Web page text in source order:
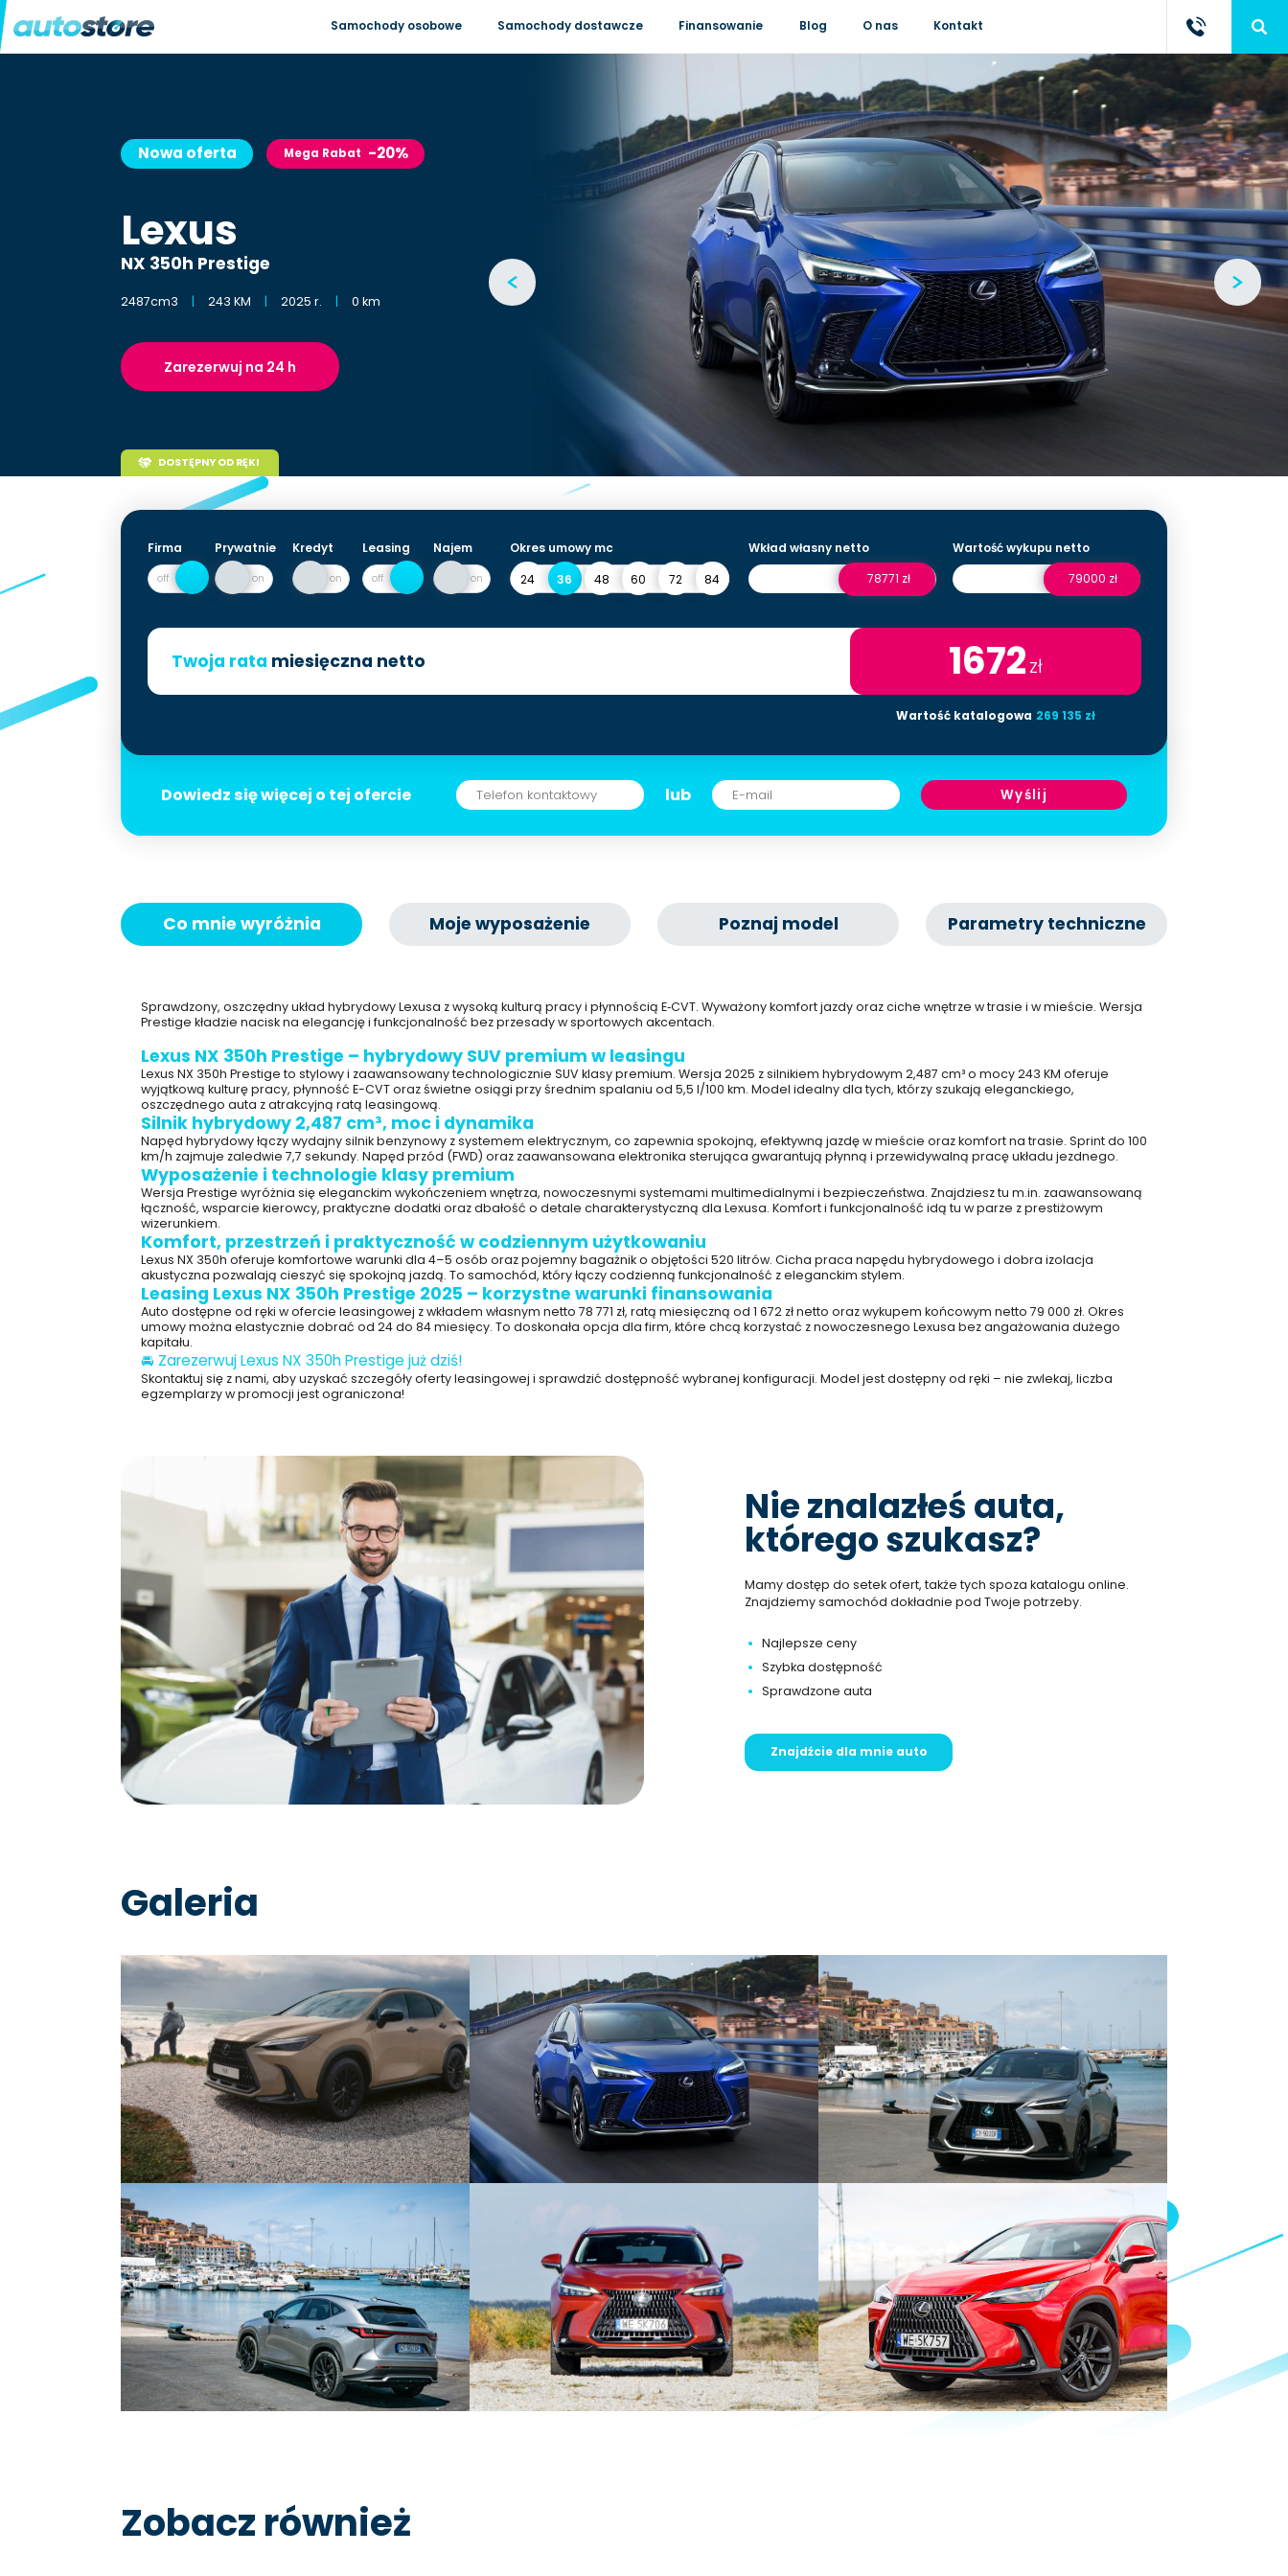
Samochody osobowe Samochody dostawcze Finansowanie Blog O nas Kontakt
Nowa oferta Mega Rabat -20%
Lexus
NX 350h Prestige
2487cm3 243 KM 2025 r. 0 km
Zarezerwuj na 24 h
DOSTĘPNY OD RĘKI
Firma Prywatnie Kredyt Leasing Najem Okres umowy mc
24 36 48 60 72 84
Wkład własny netto
78771 zł
Wartość wykupu netto
79000 zł
Twoja rata miesięczna netto 1672zł
Wartość katalogowa 269 135 zł
Dowiedz się więcej o tej ofercie lub
Co mnie wyróżnia Moje wyposażenie Poznaj model Parametry techniczne
Sprawdzony, oszczędny układ hybrydowy Lexusa z wysoką kulturą pracy i płynnością E‑CVT. Wyważony komfort jazdy oraz ciche wnętrze w trasie i w mieście. Wersja
Prestige kładzie nacisk na elegancję i funkcjonalność bez przesady w sportowych akcentach.
Lexus NX 350h Prestige – hybrydowy SUV premium w leasingu
Lexus NX 350h Prestige to stylowy i zaawansowany technologicznie SUV klasy premium. Wersja 2025 z silnikiem hybrydowym 2,487 cm³ o mocy 243 KM oferuje
wyjątkową kulturę pracy, płynność E-CVT oraz świetne osiągi przy średnim spalaniu od 5,5 l/100 km. Model idealny dla tych, którzy szukają eleganckiego,
oszczędnego auta z atrakcyjną ratą leasingową.
Silnik hybrydowy 2,487 cm³, moc i dynamika
Napęd hybrydowy łączy wydajny silnik benzynowy z systemem elektrycznym, co zapewnia spokojną, efektywną jazdę w mieście oraz komfort na trasie. Sprint do 100
km/h zajmuje zaledwie 7,7 sekundy. Napęd przód (FWD) oraz zaawansowana elektronika sterująca gwarantują płynną i przewidywalną pracę układu jezdnego.
Wyposażenie i technologie klasy premium
Wersja Prestige wyróżnia się eleganckim wykończeniem wnętrza, nowoczesnymi systemami multimedialnymi i bezpieczeństwa. Znajdziesz tu m.in. zaawansowaną
łączność, wsparcie kierowcy, praktyczne dodatki oraz dbałość o detale charakterystyczną dla Lexusa. Komfort i funkcjonalność idą tu w parze z prestiżowym
wizerunkiem.
Komfort, przestrzeń i praktyczność w codziennym użytkowaniu
Lexus NX 350h oferuje komfortowe warunki dla 4–5 osób oraz pojemny bagażnik o objętości 520 litrów. Cicha praca napędu hybrydowego i dobra izolacja
akustyczna pozwalają cieszyć się spokojną jazdą. To samochód, który łączy codzienną funkcjonalność z eleganckim stylem.
Leasing Lexus NX 350h Prestige 2025 – korzystne warunki finansowania
Auto dostępne od ręki w ofercie leasingowej z wkładem własnym netto 78 771 zł, ratą miesięczną od 1 672 zł netto oraz wykupem końcowym netto 79 000 zł. Okres
umowy można elastycznie dobrać od 24 do 84 miesięcy. To doskonała opcja dla firm, które chcą korzystać z nowoczesnego Lexusa bez angażowania dużego
kapitału.
🚘 Zarezerwuj Lexus NX 350h Prestige już dziś!
Skontaktuj się z nami, aby uzyskać szczegóły oferty leasingowej i sprawdzić dostępność wybranej konfiguracji. Model jest dostępny od ręki – nie zwlekaj, liczba
egzemplarzy w promocji jest ograniczona!
Nie znalazłeś auta,
którego szukasz?
Mamy dostęp do setek ofert, także tych spoza katalogu online.
Znajdziemy samochód dokładnie pod Twoje potrzeby.
Najlepsze ceny
Szybka dostępność
Sprawdzone auta
Znajdźcie dla mnie auto
Galeria
Zobacz również